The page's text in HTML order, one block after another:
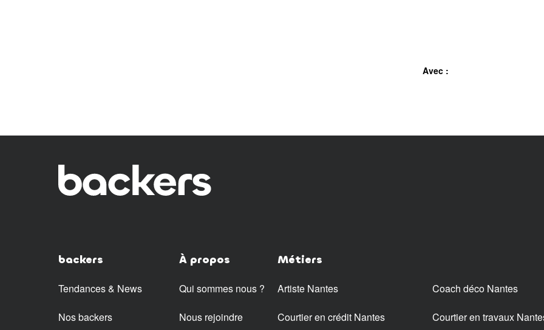
Avec :
backers
Tendances & News
Nos backers
À propos
Qui sommes nous ?
Nous rejoindre
Métiers
Artiste Nantes Coach déco Nantes
Courtier en crédit Nantes Courtier en travaux